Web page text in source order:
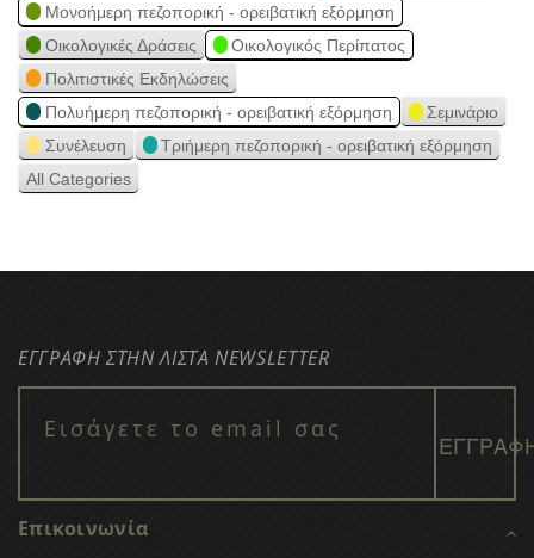
Μονοήμερη πεζοπορική - ορειβατική εξόρμηση
Οικολογικές Δράσεις
Οικολογικός Περίπατος
Πολιτιστικές Εκδηλώσεις
Πολυήμερη πεζοπορική - ορειβατική εξόρμηση
Σεμινάριο
Συνέλευση
Τριήμερη πεζοπορική - ορειβατική εξόρμηση
All Categories
ΕΓΓΡΑΦΗ ΣΤΗΝ ΛΙΣΤΑ NEWSLETTER
Επικοινωνία